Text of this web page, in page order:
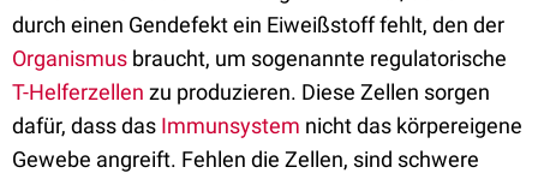
durch einen Gendefekt ein Eiweißstoff fehlt, den der
Organismus braucht, um sogenannte regulatorische
T-Helferzellen zu produzieren. Diese Zellen sorgen
dafür, dass das Immunsystem nicht das körpereigene
Gewebe angreift. Fehlen die Zellen, sind schwere